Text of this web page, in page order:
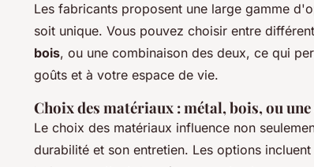
Les fabricants proposent une large gamme
soit unique. Vous pouvez choisir entre
bois, ou une combinaison des deux, ce qui
goûts et à votre espace de vie.
Choix des matériaux : métal, bois, ou
Le choix des matériaux influence non
durabilité et son entretien. Les options